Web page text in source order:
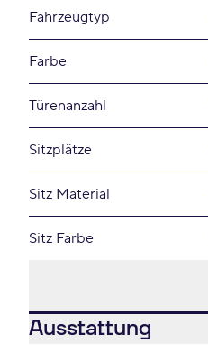
Fahrzeugtyp
Farbe
Türenanzahl
Sitzplätze
Sitz Material
Sitz Farbe
Ausstattung